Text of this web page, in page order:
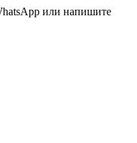
или напишите